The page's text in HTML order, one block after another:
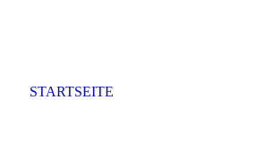
STARTSEITE